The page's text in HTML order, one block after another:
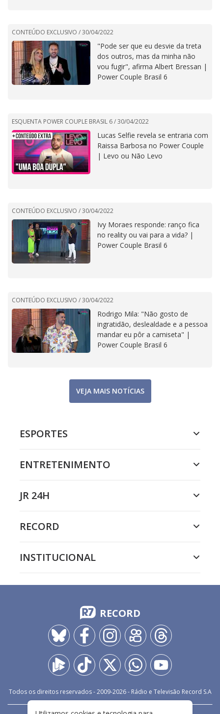
CONTEÚDO EXCLUSIVO /30/04/2022
"Pode ser que eu desvie da treta
dos outros, mas da minha não
vou fugir", afirma Albert Bressan |
Power Couple Brasil 6
ESQUENTA POWER COUPLE BRASIL 6 /30/04/2022
Lucas Selfie revela se entraria com
Raissa Barbosa no Power Couple
| Levo ou Não Levo
CONTEÚDO EXCLUSIVO /30/04/2022
Ivy Moraes responde: ranço fica
no reality ou vai para a vida? |
Power Couple Brasil 6
CONTEÚDO EXCLUSIVO /30/04/2022
Rodrigo Mila: "Não gosto de
ingratidão, deslealdade e a pessoa
mandar eu pôr a camiseta" |
Power Couple Brasil 6
VEJA MAIS NOTÍCIAS
ESPORTES
ENTRETENIMENTO
JR 24H
RECORD
INSTITUCIONAL
RECORD
Todos os direitos reservados - 2009-2026- Rádio e Televisão Record S.A